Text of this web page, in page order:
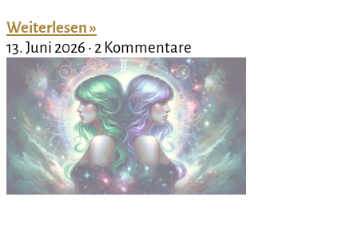
Weiterlesen »
13. Juni 2026
2 Kommentare